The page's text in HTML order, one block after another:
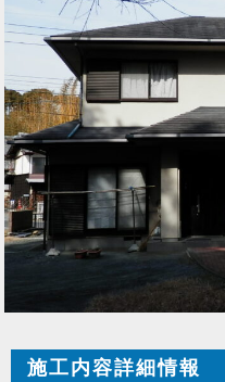
施工内容詳細情報